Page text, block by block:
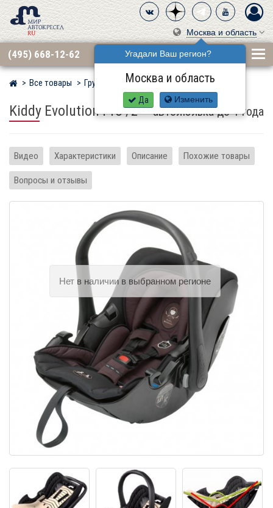
Москва и область
Угадали Ваш регион?
Москва и область
Да Изменить
(495) 668-12-62
Мир детских автокресел
Все товары Группа 0+ (до 13 кг) KIDDY
Kiddy Evolution Pro /2–автолюлька до 1 года
Видео Характеристики Описание Похожие товары
Вопросы и отзывы